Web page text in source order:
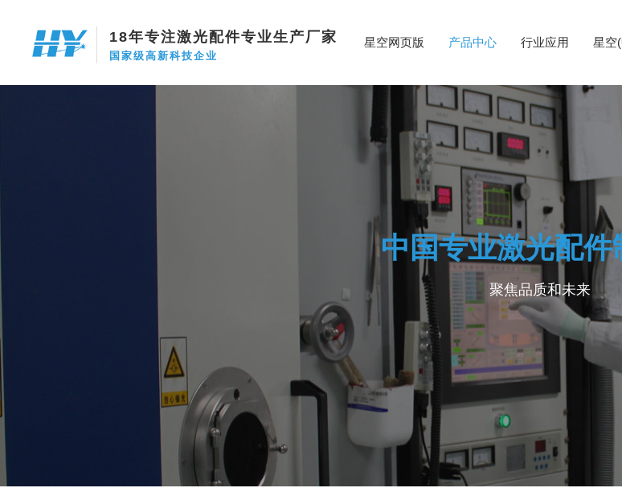
18年专注激光配件专业生产厂家
国家级高新科技企业
星空网页版 产品中心 行业应用 星空
中国专业激光配件
聚焦品质和未来